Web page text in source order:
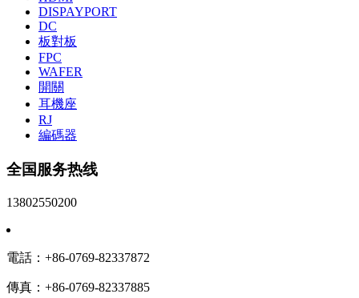
DISPAYPORT
DC
板對板
FPC
WAFER
開關
耳機座
RJ
編碼器
全国服务热线
13802550200
電話：+86-0769-82337872
傳真：+86-0769-82337885